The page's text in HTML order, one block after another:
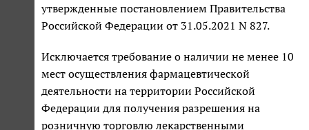
утвержденные постановлением Правительства
Российской Федерации от 31.05.2021 N 827.
Исключается требование о наличии не менее 10
мест осуществления фармацевтической
деятельности на территории Российской
Федерации для получения разрешения на
розничную торговлю лекарственными